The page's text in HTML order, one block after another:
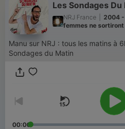
Les Sondages Du
NRJ France
2004 -
femmes ne sortiront
Manu sur NRJ : tous les matins à
Sondages du Matin
00:00